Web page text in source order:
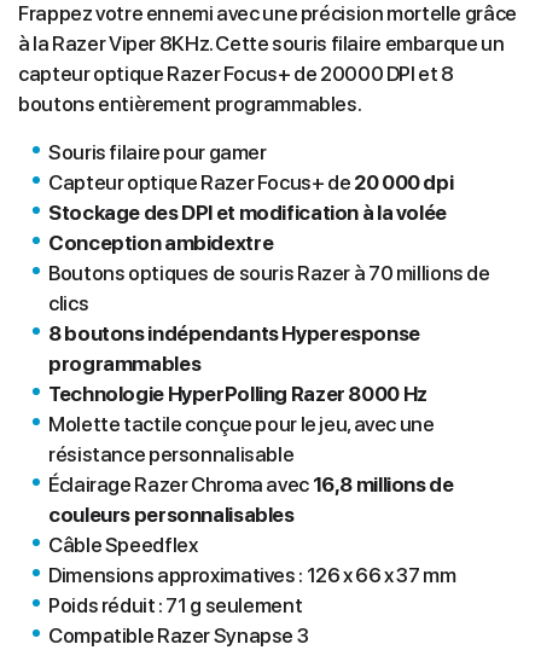
Frappez votre ennemi avec une précision mortelle grâce
à la Razer Viper 8KHz. Cette souris filaire embarque un
capteur optique Razer Focus+ de 20000 DPI et 8
boutons entièrement programmables.
Souris filaire pour gamer
Capteur optique Razer Focus+ de 20 000 dpi
Stockage des DPI et modification à la volée
Conception ambidextre
Boutons optiques de souris Razer à 70 millions de
clics
8 boutons indépendants Hyperesponse
programmables
Technologie HyperPolling Razer 8000 Hz
Molette tactile conçue pour le jeu, avec une
résistance personnalisable
Éclairage Razer Chroma avec 16,8 millions de
couleurs personnalisables
Câble Speedflex
Dimensions approximatives : 126 x 66 x 37 mm
Poids réduit : 71 g seulement
Compatible Razer Synapse 3